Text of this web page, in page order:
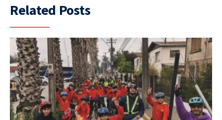
Related Posts